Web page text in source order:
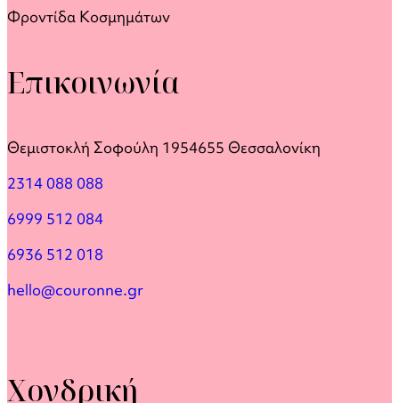
Φροντίδα Κοσμημάτων
Επικοινωνία
Θεμιστοκλή Σοφούλη 1954655 Θεσσαλονίκη
2314 088 088
6999 512 084
6936 512 018
hello@couronne.gr
Χονδρική